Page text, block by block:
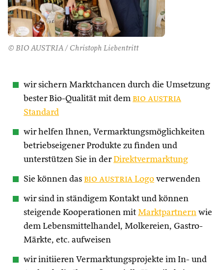
© BIO AUSTRIA / Christoph Liebentritt
wir sichern Marktchancen durch die Umsetzung
bester Bio-Qualität mit dem bio austria
Standard
wir helfen Ihnen, Vermarktungsmöglichkeiten
betriebseigener Produkte zu finden und
unterstützen Sie in derDirektvermarktung
Sie können das bio austria Logo verwenden
wir sind in ständigem Kontakt und können
steigende Kooperationen mit Marktpartnern wie
dem Lebensmittelhandel, Molkereien, Gastro-
Märkte, etc. aufweisen
wir initiieren Vermarktungsprojekte im In- und